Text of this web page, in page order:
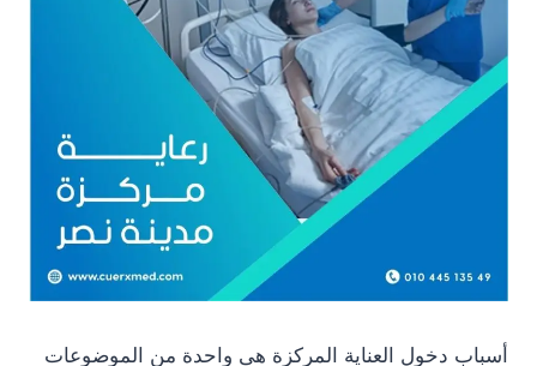
أسباب دخول العناية المركزة هى واحدة من الموضوعات